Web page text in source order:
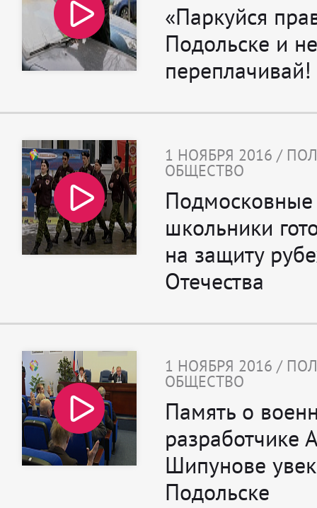
«Паркуйся
Подольске и не
переплачивай!
1 НОЯБРЯ 2016 /
ОБЩЕСТВО
Подмосковные
школьники
на защиту
Отечества
1 НОЯБРЯ 2016 /
ОБЩЕСТВО
Память о
разработчике
Шипунове
Подольске